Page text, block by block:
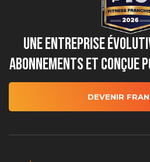
Une entreprise
abonnements et
DEVENIR